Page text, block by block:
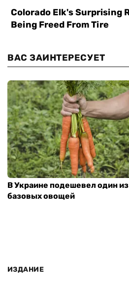
ВАС ЗАИНТЕРЕСУЕТ
В Украине подешевел один из
базовых овощей
ИЗДАНИЕ